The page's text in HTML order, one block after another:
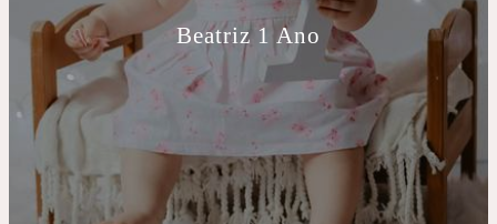
Beatriz 1 Ano